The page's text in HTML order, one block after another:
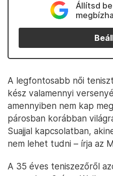
Állítsd
A legfontosabb női
kész valamennyi
amennyiben nem kap
párosban korábban
Suajjal kapcsolatban,
nem lehet tudni – írja az
A 35 éves teniszezőről